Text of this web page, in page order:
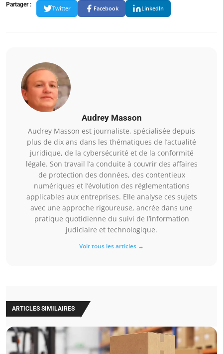
Partager :
Twitter Facebook LinkedIn
Audrey Masson
Audrey Masson est journaliste, spécialisée depuis
plus de dix ans dans les thématiques de l’actualité
juridique, de la cybersécurité et de la conformité
légale. Son travail l’a conduite à couvrir des affaires
de protection des données, des contentieux
numériques et l’évolution des réglementations
applicables aux entreprises. Elle analyse ces sujets
avec une approche rigoureuse, ancrée dans une
pratique quotidienne du suivi de l’information
judiciaire et technologique.
Voir tous les articles →
ARTICLES SIMILAIRES